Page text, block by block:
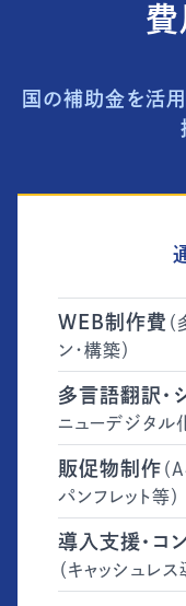
費
国の補助金を活用
WEB制作費
ン・構築）
多言語翻訳・
ニューデジタル
販促物制作 （
パンフレット等）
導入支援・コ
（キャッシュレ